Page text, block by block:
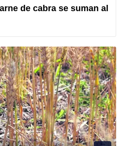
de cabra se suman al